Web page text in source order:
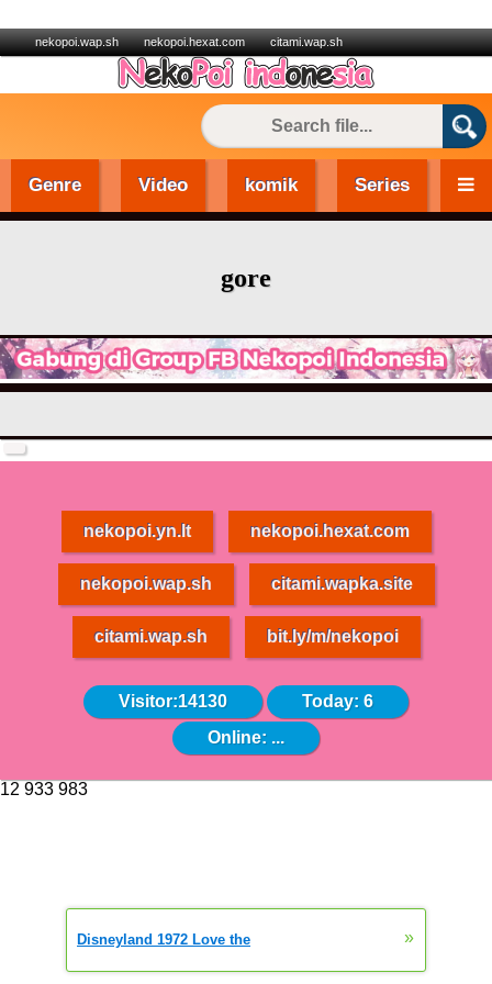
nekopoi.wap.sh nekopoi.hexat.com citami.wap.sh
Genre Video komik Series
gore
nekopoi.yn.lt nekopoi.hexat.com
nekopoi.wap.sh citami.wapka.site
citami.wap.sh bit.ly/m/nekopoi
Visitor:14130
Today: 6
Online: ...
12 933 983
Disneyland 1972 Love the »